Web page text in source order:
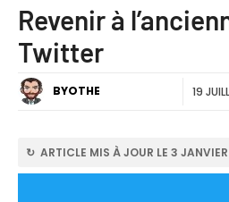
Revenir à
Twitter
BYOTHE 19
↻ ARTICLE MIS À JOUR LE 3